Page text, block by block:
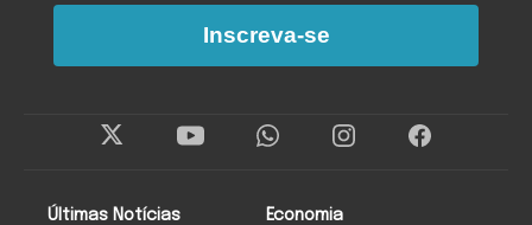
Últimas Notícias Economia
Inscreva-se